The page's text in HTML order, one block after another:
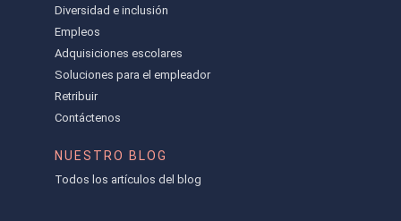
Diversidad e inclusión
Empleos
Adquisiciones escolares
Soluciones para el empleador
Retribuir
Contáctenos
NUESTRO BLOG
Todos los artículos del blog